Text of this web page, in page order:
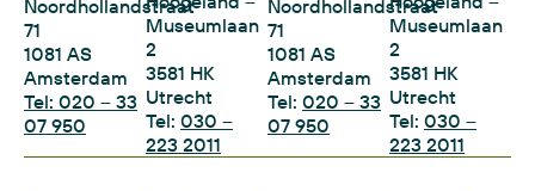
Noordhollandstraat
71
1081 AS
Amsterdam
Tel: 020 – 33
07 950
Museumlaan
2
3581 HK
Utrecht
Tel: 030 –
223 2011
Noordhollandstraat
71
1081 AS
Amsterdam
Tel: 020 – 33
07 950
Museumlaan
2
3581 HK
Utrecht
Tel: 030 –
223 2011